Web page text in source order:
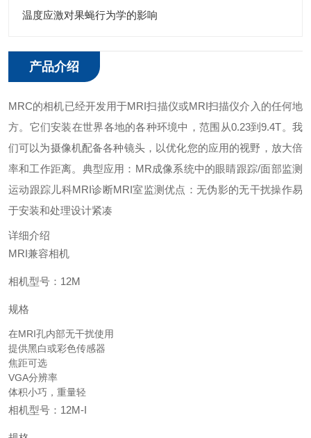
温度应激对果蝇行为学的影响
产品介绍
MRC的相机已经开发用于MRI扫描仪或MRI扫描仪介入的任何地
方。它们安装在世界各地的各种环境中，范围从0.23到9.4T。我
们可以为摄像机配备各种镜头，以优化您的应用的视野，放大倍
率和工作距离。 典型应用： MR成像系统中的眼睛跟踪/面部监测
运动跟踪 儿科MRI诊断MRI室监测优点：无伪影的无干扰操作易
于安装和处理设计紧凑
详细介绍
MRI兼容相机
相机型号：12M
规格
在MRI孔内部无干扰使用
提供黑白或彩色传感器
焦距可选
VGA分辨率
体积小巧，重量轻
相机型号：12M-I